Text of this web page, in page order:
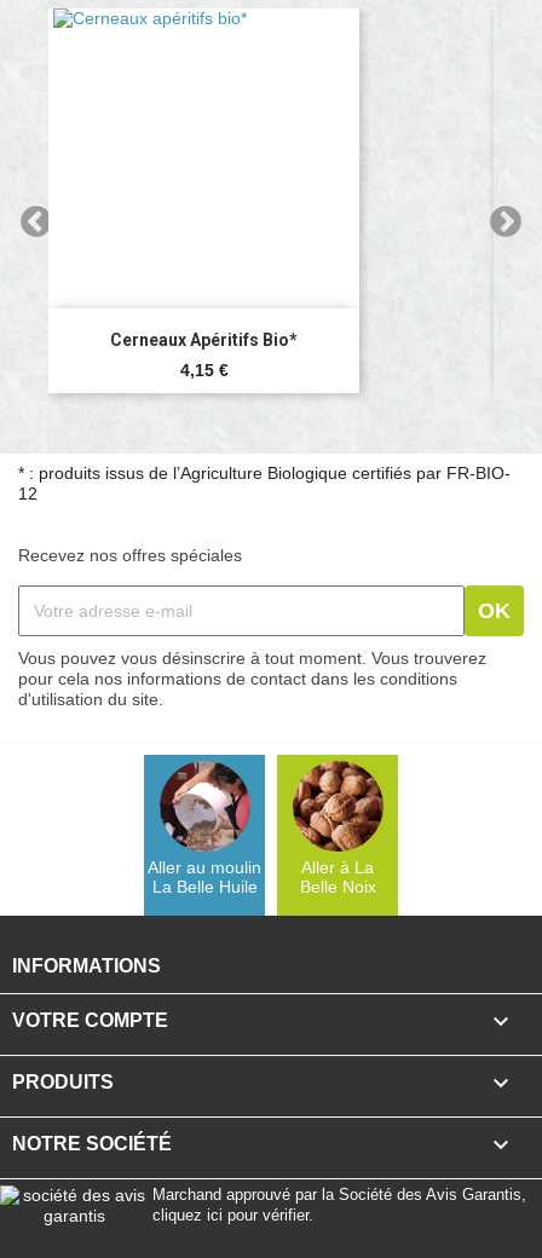
Cerneaux De Noix Bio* -...
* : produits issus de l’Agriculture Biologique certifiés par FR-BIO-
12
Recevez nos offres spéciales
Vous pouvez vous désinscrire à tout moment. Vous trouverez
pour cela nos informations de contact dans les conditions
d'utilisation du site.
Aller au moulin
La Belle Huile
Aller à La
Belle Noix
INFORMATIONS
VOTRE COMPTE 
PRODUITS 
NOTRE SOCIÉTÉ 
Marchand approuvé par la Société des Avis Garantis,
cliquez ici pour vérifier.